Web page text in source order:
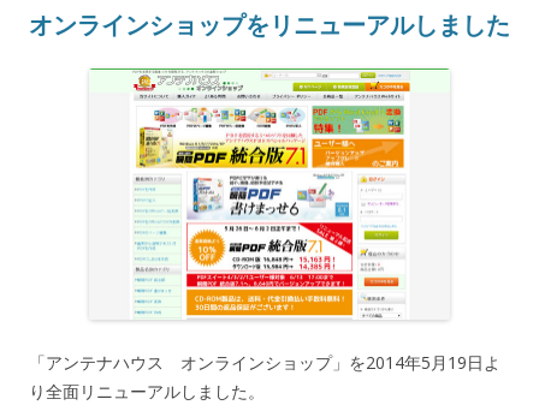
オンラインショップをリニューアルしました
「アンテナハウス オンラインショップ」を2014年5月19日よ
り全面リニューアルしました。